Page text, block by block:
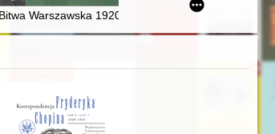
: król Stanisław Leszczyński w Warszawie we
Bitwa Warszawska 1920 w zbiorach Biblioteki